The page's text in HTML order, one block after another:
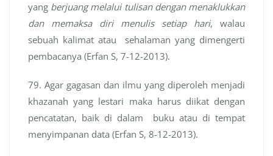
yang berjuang melalui tulisan dengan menaklukkan
dan memaksa diri menulis setiap hari, walau
sebuah kalimat atau sehalaman yang dimengerti
pembacanya (Erfan S, 7-12-2013).
79. Agar gagasan dan ilmu yang diperoleh menjadi
khazanah yang lestari maka harus diikat dengan
pencatatan, baik di dalam buku atau di tempat
menyimpanan data (Erfan S, 8-12-2013).